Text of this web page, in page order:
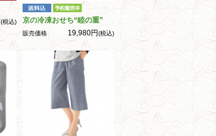
(税込) 京の冷凍おせち“睦の重”
販売価格 19,980円(税込)